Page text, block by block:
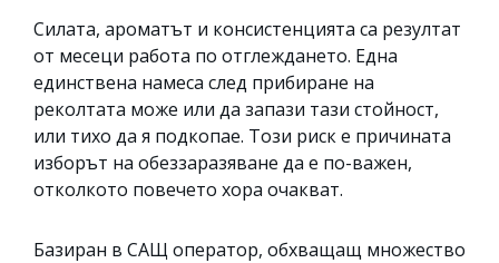
Силата, ароматът и консистенцията са резултат
от месеци работа по отглеждането. Една
единствена намеса след прибиране на
реколтата може или да запази тази стойност,
или тихо да я подкопае. Този риск е причината
изборът на обеззаразяване да е по-важен,
отколкото повечето хора очакват.
Базиран в САЩ оператор, обхващащ множество